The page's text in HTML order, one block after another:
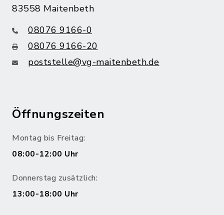
83558 Maitenbeth
08076 9166-0
08076 9166-20
poststelle@vg-maitenbeth.de
Öffnungszeiten
Montag bis Freitag:
08:00-12:00 Uhr
Donnerstag zusätzlich:
13:00-18:00 Uhr